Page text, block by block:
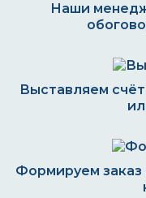
Наши
Выставляем
Формируем заказ